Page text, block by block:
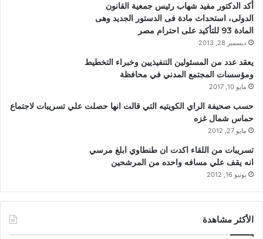
أكد الدكتور مفيد شهاب رئيس جمعية القانون
الدولى، استحداث مادة فى الدستور الجديد وهى
المادة 93 للتأكيد على احترام مصر
ديسمبر 28, 2013
يعقد عدد من المسئولين التنفيذيين وخبراء التخطيط
ومؤسسات المجتمع المدني في محافظة
مايو 10, 2017
حسب صحيفة الراي الكويتيه التي قالت انها حصلت علي تسريبات لاجتماع
حماس شمال غزه
مايو 27, 2012
تسريبات من اللقاء اكدت ان طنطاوي ابلغ مرسي
انه يقف علي مسافه واحده من المرشحين
يونيو 16, 2012
الأكثر مشاهدة